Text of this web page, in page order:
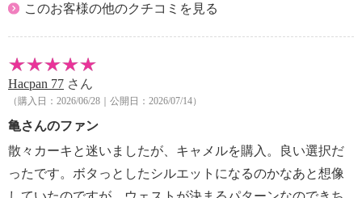
このお客様の他のクチコミを見る
Hacpan 77 さん
（購入日：2026/06/28｜公開日：2026/07/14）
亀さんのファン
散々カーキと迷いましたが、キャメルを購入。良い選択だ
ったです。ボタっとしたシルエットになるのかなあと想像